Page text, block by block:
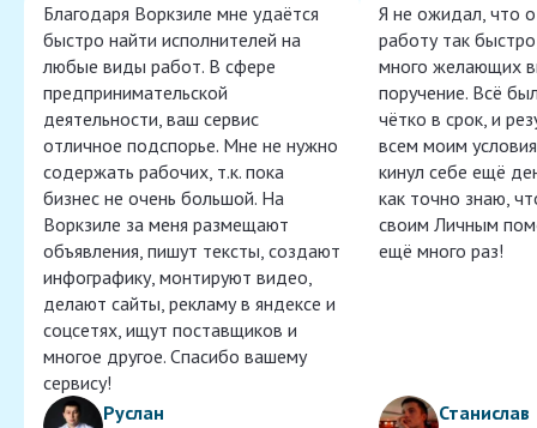
Благодаря Воркзиле мне удаётся
быстро найти исполнителей на
любые виды работ. В сфере
предпринимательской
деятельности, ваш сервис
отличное подспорье. Мне не нужно
содержать рабочих, т.к. пока
бизнес не очень большой. На
Воркзиле за меня размещают
объявления, пишут тексты, создают
инфографику, монтируют видео,
делают сайты, рекламу в яндексе и
соцсетях, ищут поставщиков и
многое другое. Спасибо вашему
сервису!
Руслан
Я не ожидал, что
работу так
много желающих
поручение. Всё
чётко в срок, и
всем моим
кинул себе ещё
как точно знаю,
своим Личным
ещё много раз!
Станислав